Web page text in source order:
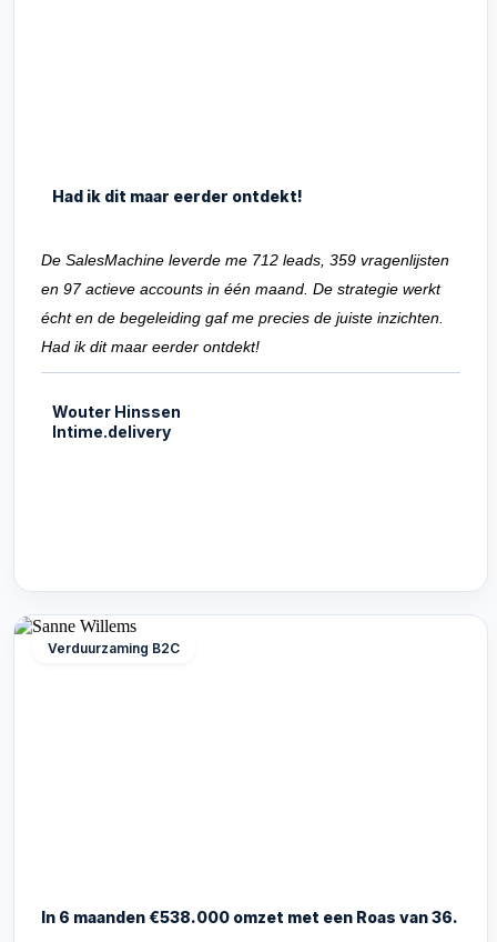
Had ik dit maar eerder ontdekt!
De SalesMachine leverde me 712 leads, 359 vragenlijsten
en 97 actieve accounts in één maand. De strategie werkt
écht en de begeleiding gaf me precies de juiste inzichten.
Had ik dit maar eerder ontdekt!
Wouter Hinssen
Intime.delivery
Verduurzaming B2C
In 6 maanden €538.000 omzet met een Roas van 36.